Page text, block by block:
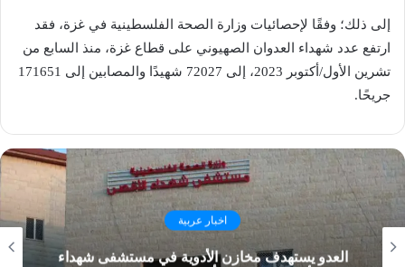
إلى ذلك؛ وفقًا لإحصائيات وزارة الصحة الفلسطينية في غزة، فقد
ارتفع عدد شهداء العدوان الصهيوني على قطاع غزة، منذ السابع من
تشرين الأول/أكتوبر 2023، إلى 72027 شهيدًا والمصابين إلى 171651
جريحًا.
اخبار عربية
العدو يستهدف مخازن الأدوية في مستشفى شهداء